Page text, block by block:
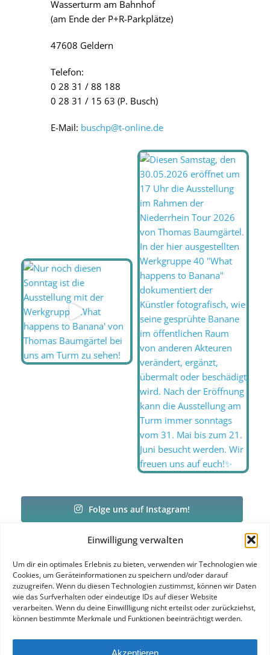
Einwilligung verwalten
Um dir ein optimales Erlebnis zu bieten, verwenden wir Technologien wie
Cookies, um Geräteinformationen zu speichern und/oder darauf
zuzugreifen. Wenn du diesen Technologien zustimmst, können wir Daten
wie das Surfverhalten oder eindeutige IDs auf dieser Website
verarbeiten. Wenn du deine Einwillligung nicht erteilst oder zurückziehst,
können bestimmte Merkmale und Funktionen beeinträchtigt werden.
Akzeptieren
Wasserturm am Bahnhof
(am Ende der P+R-Parkplätze)
47608 Geldern
Telefon:
0 28 31 / 88 188
0 28 31 / 15 63 (P. Busch)
E-Mail: buschp@t-online.de
Folge uns auf Instagram!
Dann kannst du dich jederzeit bei uns melden!